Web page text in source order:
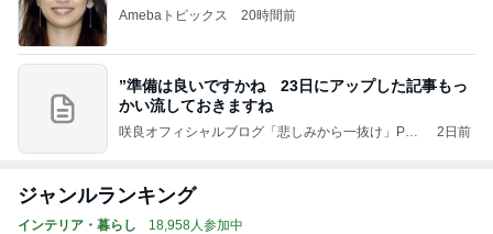
Amebaトピックス 20時間前
”準備は良いですかね 23日にアップした記事もっ
かい流しておきますね
咲良オフィシャルブログ「悲しみから一抜け」Pow
2日前
ジャンルランキング
インテリア・暮らし 18,958人参加中